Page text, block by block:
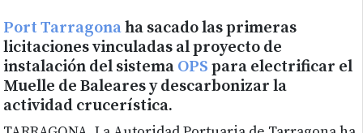
Port Tarragonaha sacado las primeras
licitaciones vinculadas al proyecto de
instalación del sistema OPS para electrificar el
Muelle de Baleares y descarbonizar la
actividad crucerística.